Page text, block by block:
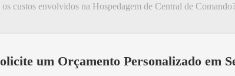
os custos envolvidos na Hospedagem de Central de
um Orçamento Personalizado em